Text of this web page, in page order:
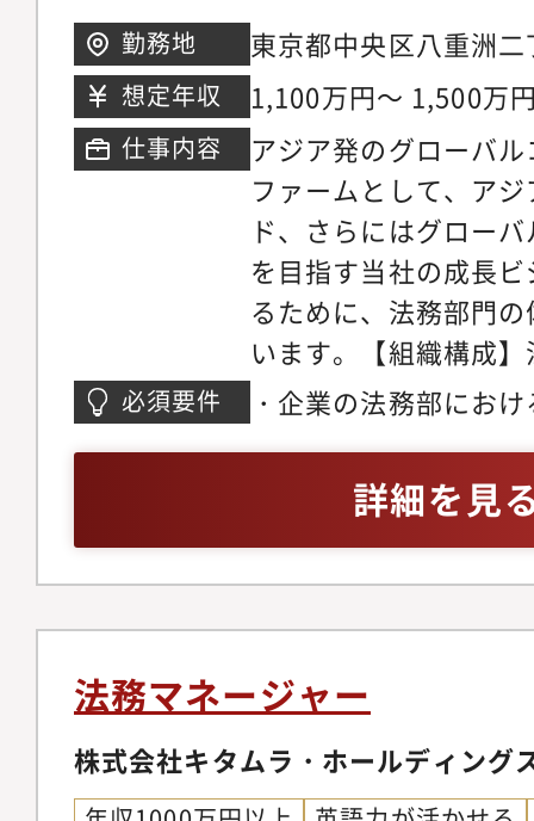
として、当社の法務
ができます。・当社
在籍（20代?30代が中
に協力し合って日々
す。また、経験豊富
り、未経験の分野で
なサポートを行って
法律書籍等は都度会
ます。また、法律書
導入しているため、
やAIによる契約書審
など、リーガルテッ
います。・リモート
ム制を導入している
由です。週3日の出社
情に応じて出社頻度
す。
勤務地
東京都中央区八重洲
ドタウン八重洲八重
想定年収 1,100万円～ 1,500万
仕事内容
アジア発のグローバ
ファームとして、ア
ド、さらにはグロー
を目指す当社の成長
るために、法務部門
います。【組織構成
ユニット、リスク・
ます。法務ユニット
（SeniorManager以
staff9名。男女比は半
しており、入社後2-3
の併走期間をおき、
ダーとしてお任せす
す。【入社後の想定
リーダーとして、下
バーマネジメントを
必須要件
・企業の法務部にお
ベルの英語力をお持
シエーション）
詳細を見
法務マネージャー
株式会社キタムラ・ホールディング